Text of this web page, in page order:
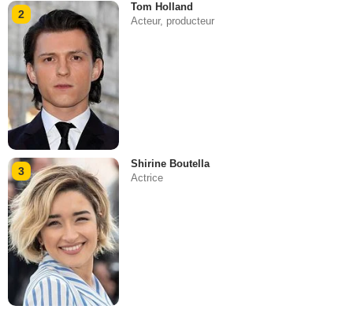
2
Tom Holland
Acteur, producteur
3
Shirine Boutella
Actrice